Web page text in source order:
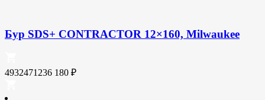
Бур SDS+ CONTRACTOR 12×160, Milwaukee
4932471236 180 ₽